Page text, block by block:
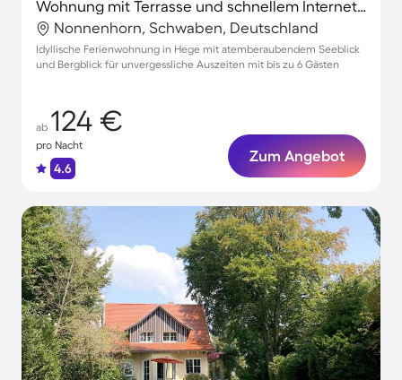
Wohnung mit Terrasse und schnellem Internet | Seeblick
Nonnenhorn, Schwaben, Deutschland
Idyllische Ferienwohnung in Hege mit atemberaubendem Seeblick
und Bergblick für unvergessliche Auszeiten mit bis zu 6 Gästen
ab 124 €
pro Nacht
4.6
Zum Angebot